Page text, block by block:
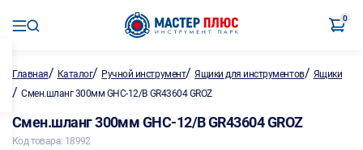
0
Главная/ Каталог/ Ручной инструмент/Ящики для инструментов/ Ящики
/ Смен.шланг 300мм GHC-12/B GR43604 GROZ
Смен.шланг 300мм GHC-12/B GR43604 GROZ
Код товара: 18992